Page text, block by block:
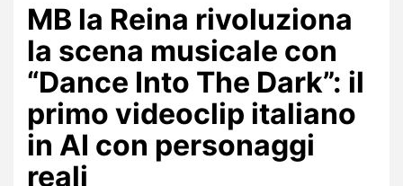
MB la Reina rivoluziona
la scena musicale con
“Dance Into The Dark”: il
primo videoclip italiano
in AI con personaggi
reali